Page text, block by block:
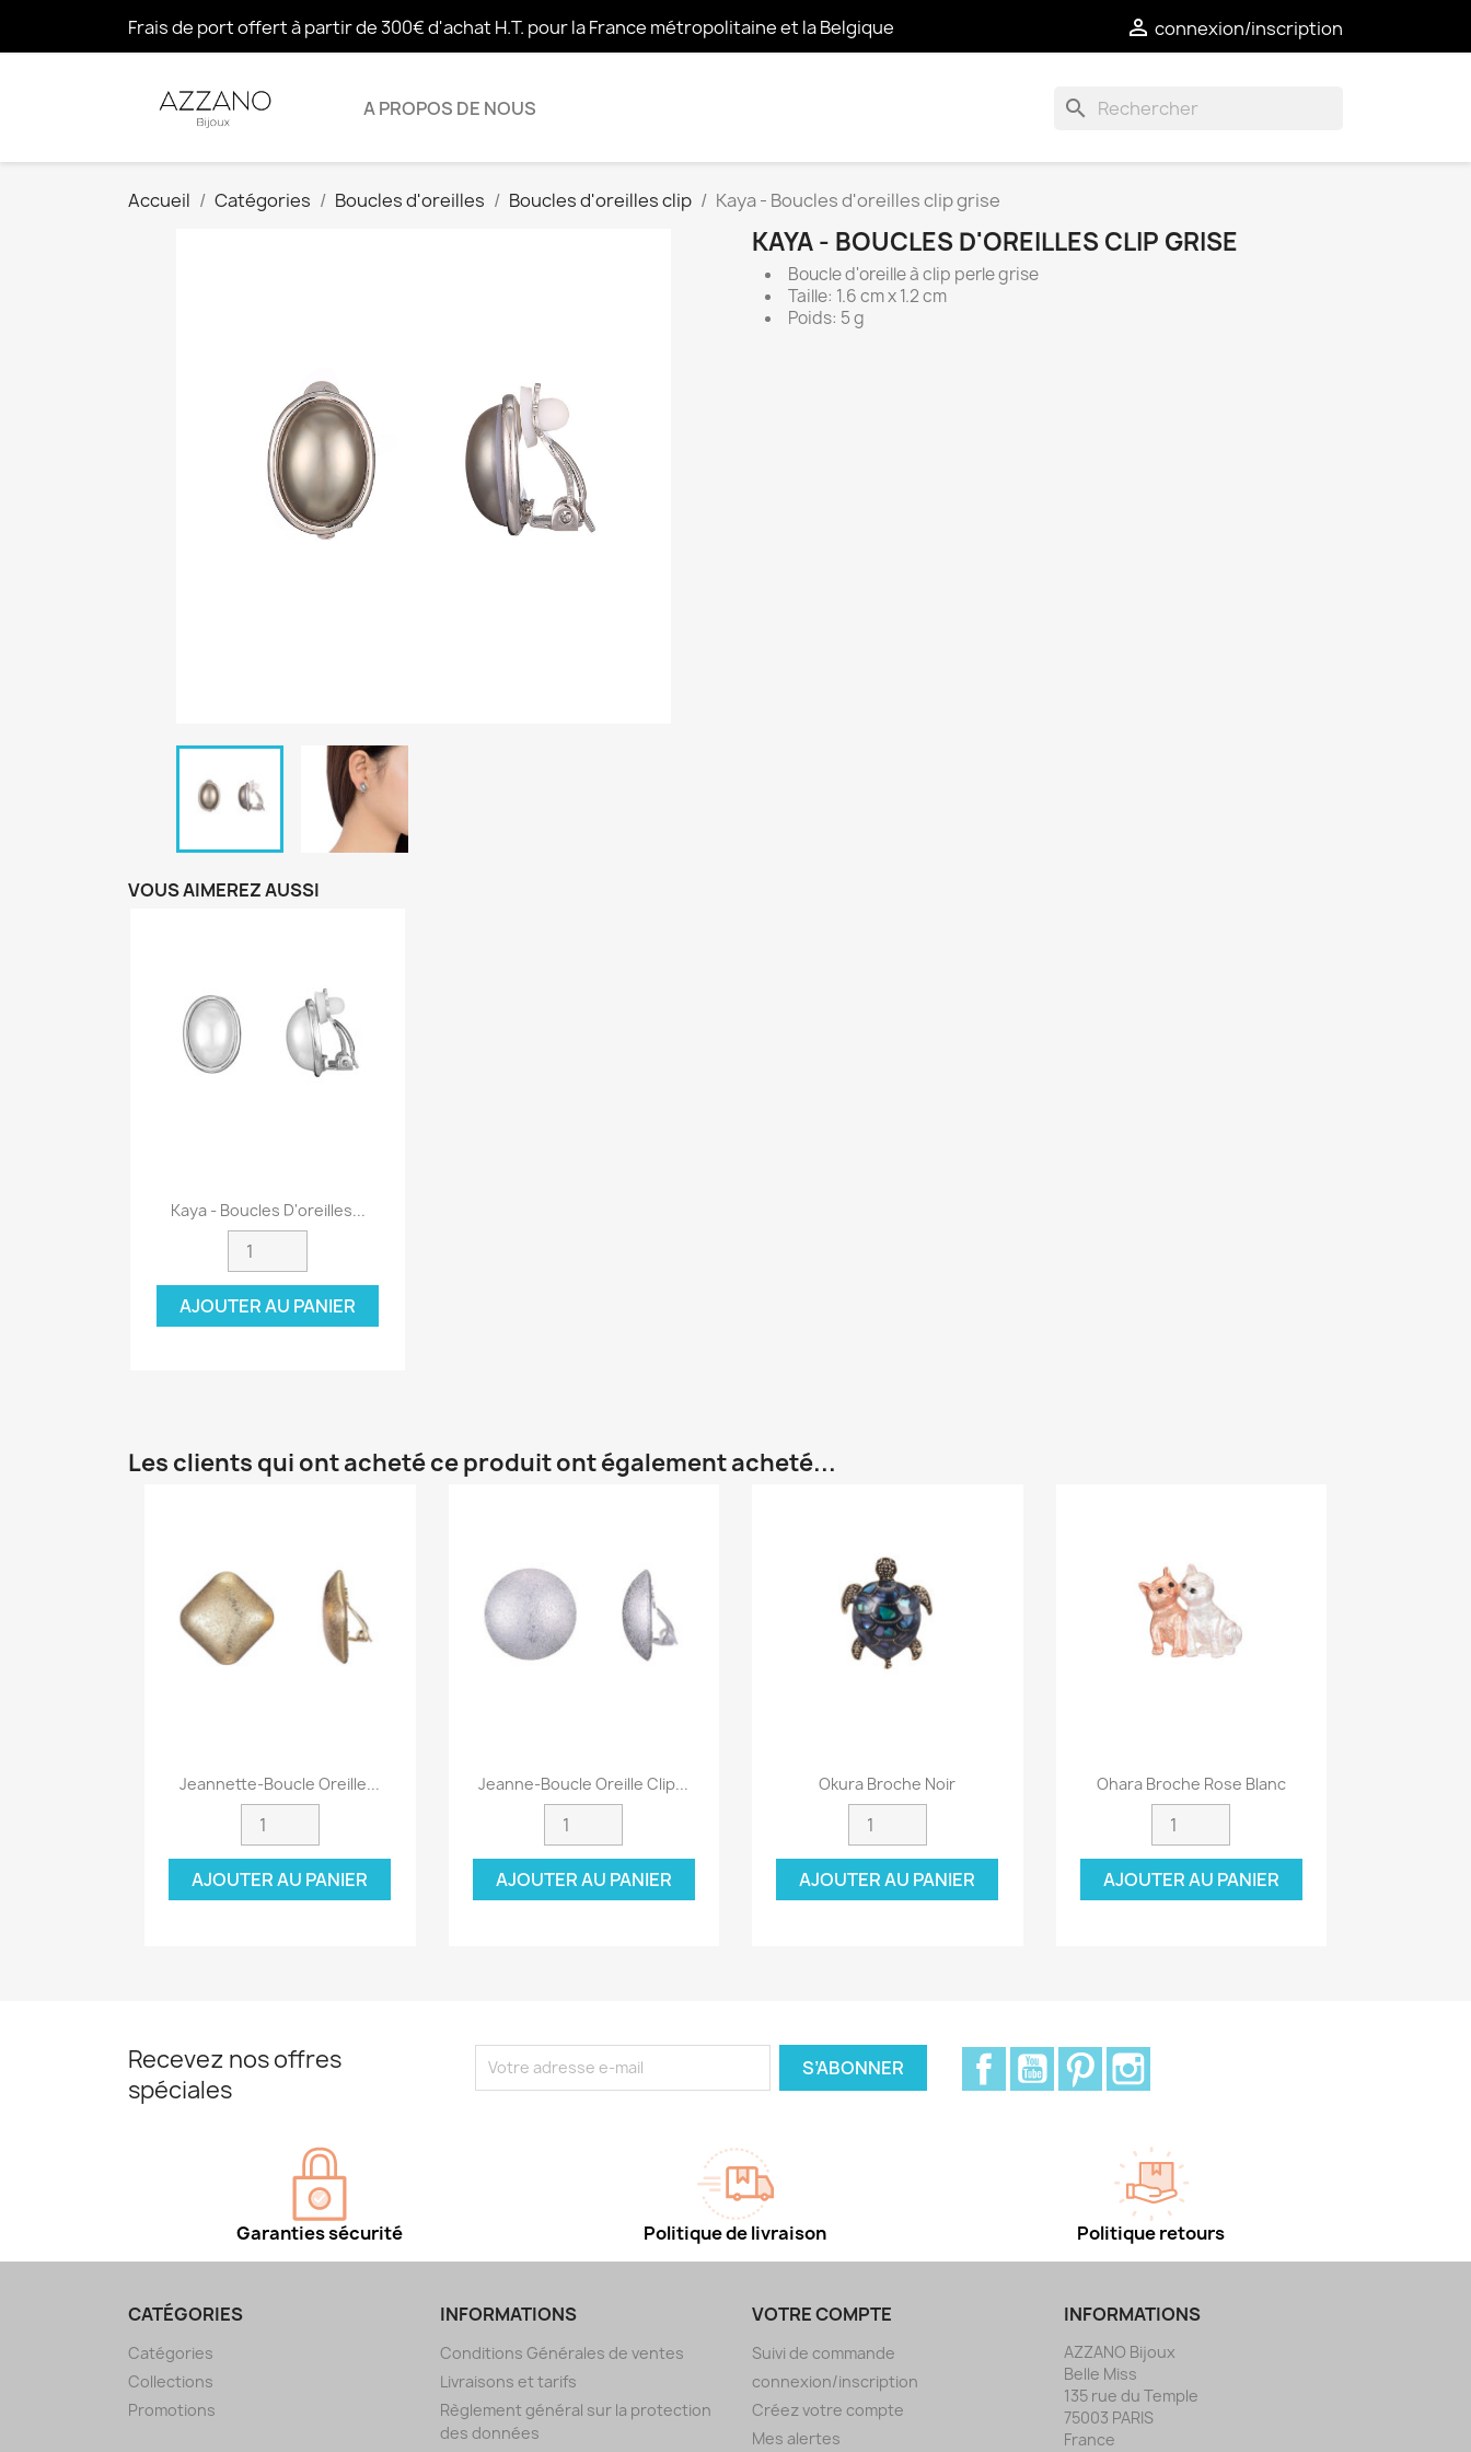
Frais de port offert à partir de 300€ d'achat H.T. pour la France métropolitaine et la Belgique  connexion/inscription
search
A PROPOS DE NOUS
Accueil Catégories Boucles d'oreilles Boucles d'oreilles clip Kaya - Boucles d'oreilles clip grise
KAYA - BOUCLES D'OREILLES CLIP GRISE
Boucle d'oreille à clip perle grise
Taille: 1.6 cm x 1.2 cm
Poids: 5 g
VOUS AIMEREZ AUSSI
Aperçu rapide
Kaya - Boucles D'oreilles...
AJOUTER AU PANIER
Les clients qui ont acheté ce produit ont également acheté...
Aperçu rapide
Jeannette-Boucle Oreille...
AJOUTER AU PANIER
 Aperçu rapide
Jeanne-Boucle Oreille Clip...
AJOUTER AU PANIER
Aperçu rapide
Okura Broche Noir
AJOUTER AU PANIER
Aperçu rapide
Ohara Broche Rose Blanc
AJOUTER AU PANIER
Recevez nos offres
spéciales
FacebookYouTubePinterest
Garanties sécurité Politique de livraison Politique retours
CATÉGORIES
Catégories
Collections
Promotions
INFORMATIONS
Conditions Générales de ventes
Livraisons et tarifs
Règlement général sur la protection
des données
VOTRE COMPTE
Suivi de commande
connexion/inscription
Créez votre compte
Mes alertes
INFORMATIONS
AZZANO Bijoux
Belle Miss
135 rue du Temple
75003 PARIS
France